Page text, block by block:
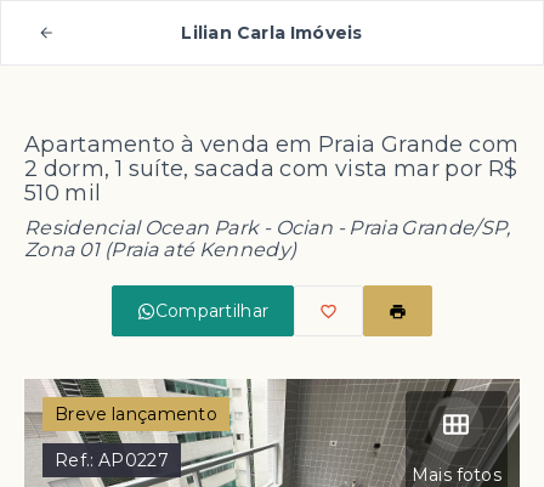
Lilian Carla Imóveis
Apartamento à venda em Praia Grande com
2 dorm, 1 suíte, sacada com vista mar por R$
510 mil
Residencial Ocean Park - Ocian - Praia Grande/SP,
Zona 01 (Praia até Kennedy)
Compartilhar
Mais fotos
Breve lançamento
Ref.:AP0227